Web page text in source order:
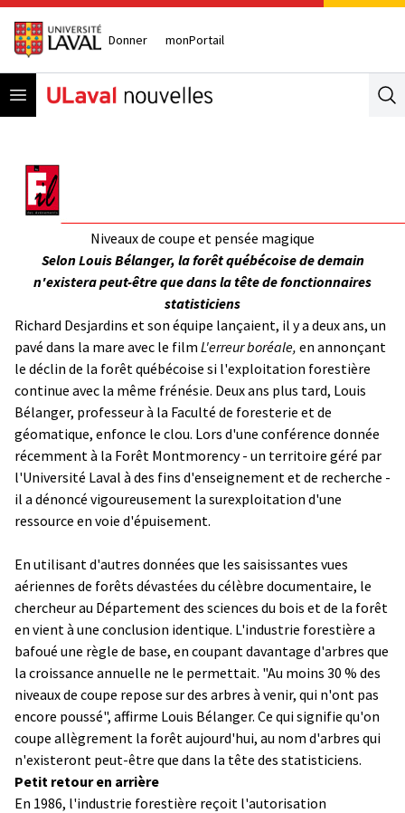
Donner monPortail
Open menu
Niveaux de coupe et pensée magique
Selon Louis Bélanger, la forêt québécoise de demain
n'existera peut-être que dans la tête de fonctionnaires
statisticiens
Richard Desjardins et son équipe lançaient, il y a deux ans, un
pavé dans la mare avec le film L'erreur boréale, en annonçant
le déclin de la forêt québécoise si l'exploitation forestière
continue avec la même frénésie. Deux ans plus tard, Louis
Bélanger, professeur à la Faculté de foresterie et de
géomatique, enfonce le clou. Lors d'une conférence donnée
récemment à la Forêt Montmorency - un territoire géré par
l'Université Laval à des fins d'enseignement et de recherche -
il a dénoncé vigoureusement la surexploitation d'une
ressource en voie d'épuisement.
En utilisant d'autres données que les saisissantes vues
aériennes de forêts dévastées du célèbre documentaire, le
chercheur au Département des sciences du bois et de la forêt
en vient à une conclusion identique. L'industrie forestière a
bafoué une règle de base, en coupant davantage d'arbres que
la croissance annuelle ne le permettait. "Au moins 30 % des
niveaux de coupe repose sur des arbres à venir, qui n'ont pas
encore poussé", affirme Louis Bélanger. Ce qui signifie qu'on
coupe allègrement la forêt aujourd'hui, au nom d'arbres qui
n'existeront peut-être que dans la tête des statisticiens.
Petit retour en arrière
En 1986, l'industrie forestière reçoit l'autorisation